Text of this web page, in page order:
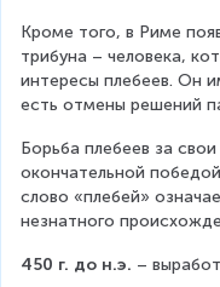
Кроме того, в Риме
трибуна – человека,
интересы плебеев. Он
есть отмены решений
Борьба плебеев за
окончательной
слово «плебей»
незнатного
450 г. до н.э. –